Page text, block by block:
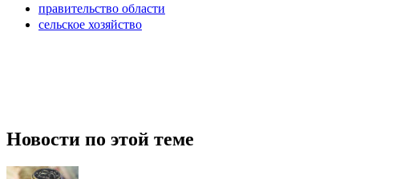
правительство области
сельское хозяйство
Новости по этой теме